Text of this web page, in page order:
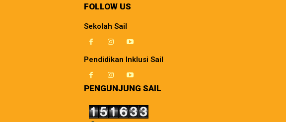
FOLLOW US
Sekolah Sail
Pendidikan Inklusi Sail
PENGUNJUNG SAIL